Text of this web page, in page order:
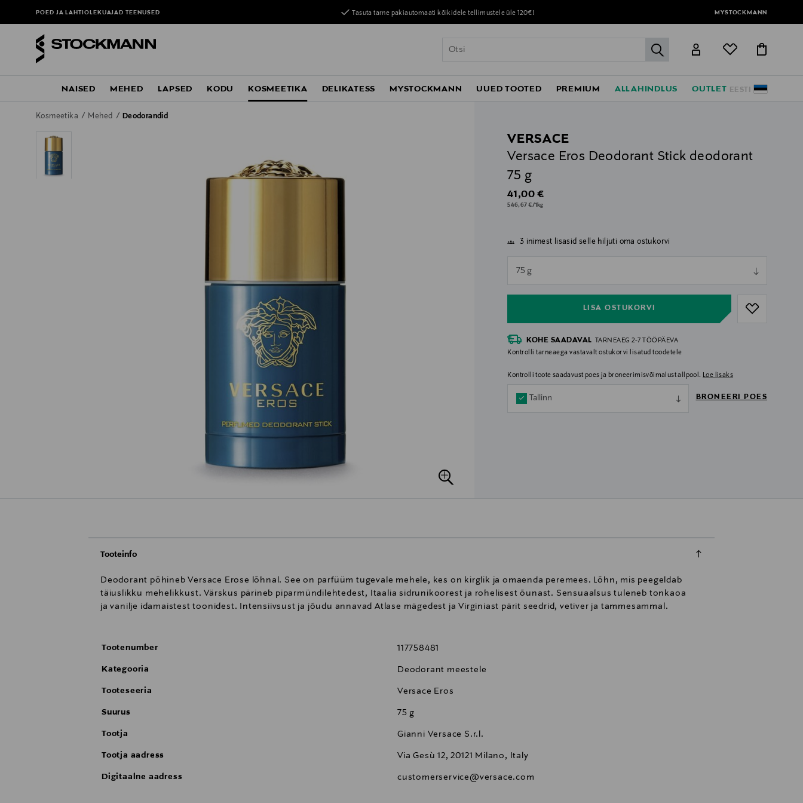
POED JA LAHTIOLEKUAJADTEENUSED Tasuta tarne pakiautomaati kõikidele tellimustele üle 120€! MYSTOCKMANN
label.header.go
EESTI
NAISED MEHED LAPSED KODU KOSMEETIKA DELIKATESS MYSTOCKMANN UUED TOOTED PREMIUM ALLAHINDLUS OUTLET
Kosmeetika Mehed Deodorandid
VERSACE
Versace Eros Deodorant Stick deodorant
75 g
Original Price
41,00 €
546,67 €/1kg
75 g
3 inimest lisasid selle hiljuti oma ostukorvi
LISA OSTUKORVI
KOHE SAADAVAL TARNEAEG 2-7 TÖÖPÄEVA
Kontrolli tarneaega vastavalt ostukorvi lisatud toodetele
Kontrolli toote saadavust poes ja broneerimisvõimalust allpool. Loe lisaks
Tallinn BRONEERI POES
Tooteinfo
Deodorant põhineb Versace Erose lõhnal. See on parfüüm tugevale mehele, kes on kirglik ja omaenda peremees. Lõhn, mis peegeldab
täiuslikku mehelikkust. Värskus pärineb piparmündilehtedest, Itaalia sidrunikoorest ja rohelisest õunast. Sensuaalsus tuleneb tonkaoa
ja vanilje idamaistest toonidest. Intensiivsust ja jõudu annavad Atlase mägedest ja Virginiast pärit seedrid, vetiver ja tammesammal.
Tootenumber 117758481
Kategooria Deodorant meestele
Tooteseeria Versace Eros
Suurus 75 g
Tootja Gianni Versace S.r.l.
Tootja aadress Via Gesù 12, 20121 Milano, Italy
Digitaalne aadress customerservice@versace.com